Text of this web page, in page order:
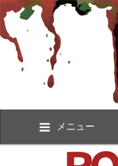
メニュー